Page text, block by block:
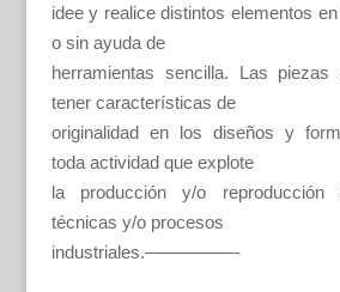
idee y realice distintos elementos
o sin ayuda de
herramientas sencilla. Las piezas
tener características de
originalidad en los diseños y
toda actividad que explote
la producción y/o reproducción
técnicas y/o procesos
industriales.—————-